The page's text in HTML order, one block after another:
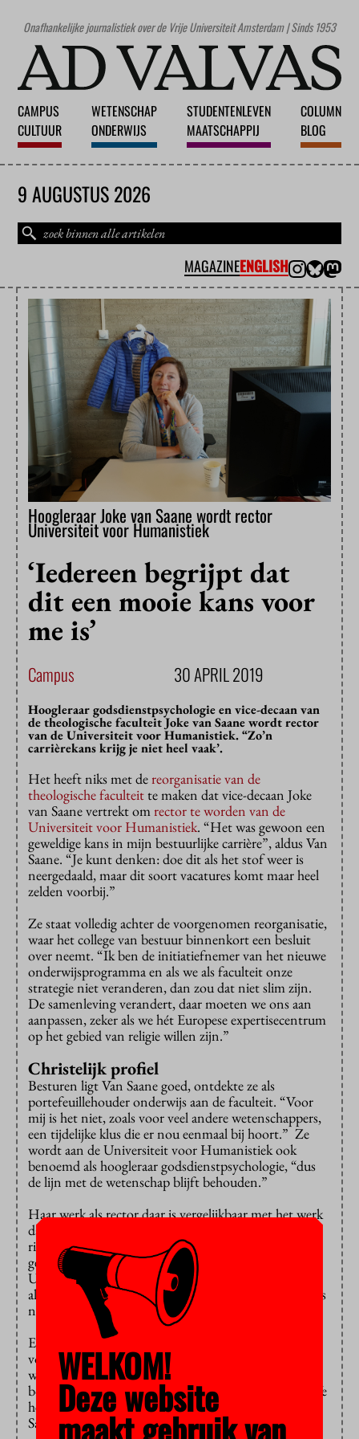
Onafhankelijke journalistiek over de Vrije Universiteit Amsterdam | Sinds 1953
CAMPUS
CULTUUR
WETENSCHAP
ONDERWIJS
STUDENTENLEVEN
MAATSCHAPPIJ
COLUMN
BLOG
9 AUGUSTUS 2026
MAGAZINEENGLISH
Hoogleraar Joke van Saane wordt rector
Universiteit voor Humanistiek
‘Iedereen begrijpt dat
dit een mooie kans voor
me is’
Campus 30 APRIL 2019
Hoogleraar godsdienstpsychologie en vice-decaan van
de theologische faculteit Joke van Saane wordt rector
van de Universiteit voor Humanistiek. “Zo’n
carrièrekans krijg je niet heel vaak’.
Het heeft niks met dereorganisatie van de
theologische faculteitte maken dat vice-decaan Joke
van Saane vertrekt omrector te worden van de
Universiteit voor Humanistiek. “Het was gewoon een
geweldige kans in mijn bestuurlijke carrière”, aldus Van
Saane. “Je kunt denken: doe dit als het stof weer is
neergedaald, maar dit soort vacatures komt maar heel
zelden voorbij.”
Ze staat volledig achter de voorgenomen reorganisatie,
waar het college van bestuur binnenkort een besluit
over neemt. “Ik ben de initiatiefnemer van het nieuwe
onderwijsprogramma en als we als faculteit onze
strategie niet veranderen, dan zou dat niet slim zijn.
De samenleving verandert, daar moeten we ons aan
aanpassen, zeker als we hét Europese expertisecentrum
op het gebied van religie willen zijn.”
Christelijk profiel
Besturen ligt Van Saane goed, ontdekte ze als
portefeuillehouder onderwijs aan de faculteit. “Voor
mij is het niet, zoals voor veel andere wetenschappers,
een tijdelijke klus die er nou eenmaal bij hoort.” Ze
wordt aan de Universiteit voor Humanistiek ook
benoemd als hoogleraar godsdienstpsychologie, “dus
de lijn met de wetenschap blijft behouden.”
Haar werk als rector daar is vergelijkbaar met het werk
dat ze nu nog hier doet, denkt Van Saane. De UvH
richt zich vooral op de geesteswetenschappen en kent
geen bètafaculteiten en andere disciplines, maar de
Universiteit Utrecht is haar “grote broer”, waarmee
allerlei samenwerkingsverbanden bestaan. “De UvH is
niet geïsoleerd”, aldus Van Saane.
En of ze zich met haar christelijke profiel thuis zal
voelen tussen de humanisten? “Op deze faculteit
werken we toch ook samen met moslims, hindoes,
boeddhisten en de zeer vrijzinnige remonstranten? We
hebben zelfs een leerstoel humanisme”, aldus Van
Saane.
WELKOM!
Deze website
maakt gebruik van